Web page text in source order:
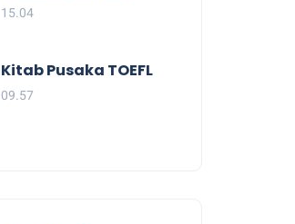
15.04
Kitab Pusaka TOEFL
09.57